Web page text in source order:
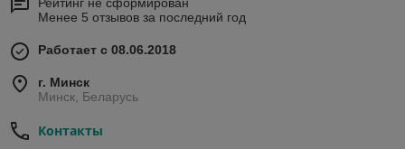
Менее 5 отзывов за последний год
Работает с 08.06.2018
г. Минск
Минск, Беларусь
Контакты